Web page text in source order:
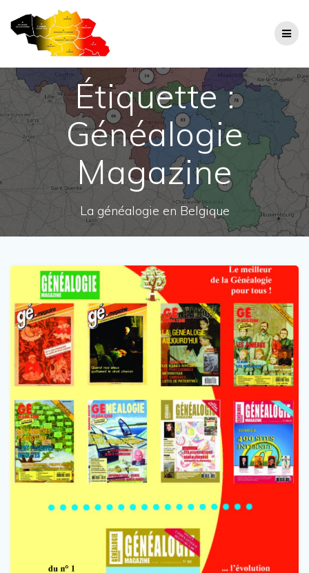
Étiquette :
Généalogie
Magazine
La généalogie en Belgique